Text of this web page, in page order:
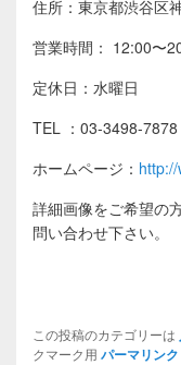
住所：東京都渋谷区
営業時間： 12:00〜
定休日：水曜日
TEL ：03-3498-7878
ホームページ：
詳細画像をご希望の
問い合わせ下さい。
この投稿のカテゴリーは
クマーク用 パーマリンク